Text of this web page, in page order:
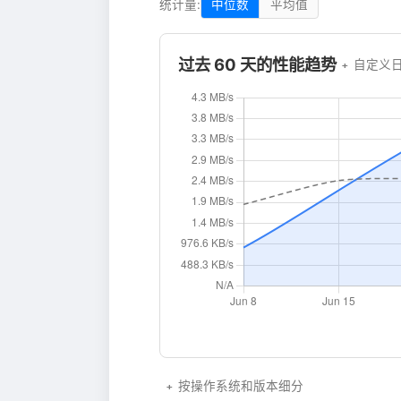
统计量: 中位数 平均值
过去 60 天的性能趋势 自定义
按操作系统和版本细分